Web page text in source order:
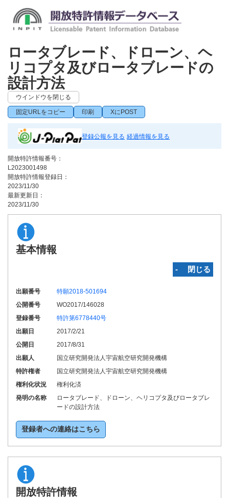
ロータブレード、ドローン、ヘ
リコプタ及びロータブレードの
設計方法
ウインドウを閉じる
固定URLをコピー 印刷 XにPOST
登録公報を見る 経過情報を見る
開放特許情報番号：
L2023001498
開放特許情報登録日：
2023/11/30
最新更新日：
2023/11/30
基本情報
‐ 閉じる
出願番号
特願2018-501694
公開番号
WO2017/146028
登録番号
特許第6778440号
出願日
2017/2/21
公開日
2017/8/31
出願人
国立研究開発法人宇宙航空研究開発機構
特許権者
国立研究開発法人宇宙航空研究開発機構
権利化状況
権利化済
発明の名称
ロータブレード、ドローン、ヘリコプタ及びロータブレ
ードの設計方法
登録者への連絡はこちら
開放特許情報